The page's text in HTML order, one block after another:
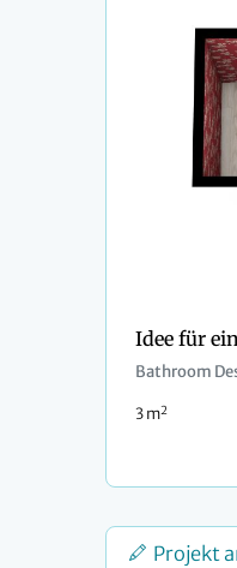
Idee für
Bathroom
3 m2
Projekt